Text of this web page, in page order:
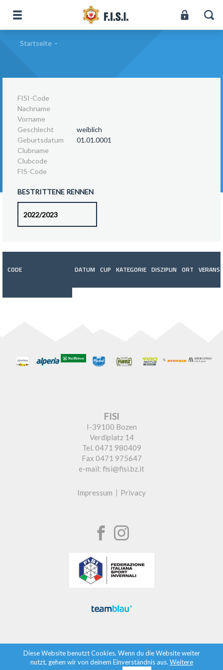
Startseite -
FISI-Code
Nachname
Vorname
Geschlecht
weiblich
Geburtsdatum
01.01.0001
Clubname
Clubcode
FIS-Code
BESTRITTENE RENNEN
CODE DATUM CUP KATEGORIE DISZIPLIN ORT
FISI
I-39100 Bozen
Verdiplatz 14
Tel. 0471 980409
Fax 0471 975647
e-mail: fisi@fisi.bz.it
Impressum Privacy
Diese Website benutzt Cookies. Wenn du die Website weiter
nutzt, gehen wir von deinem Einverständnis aus. Weitere